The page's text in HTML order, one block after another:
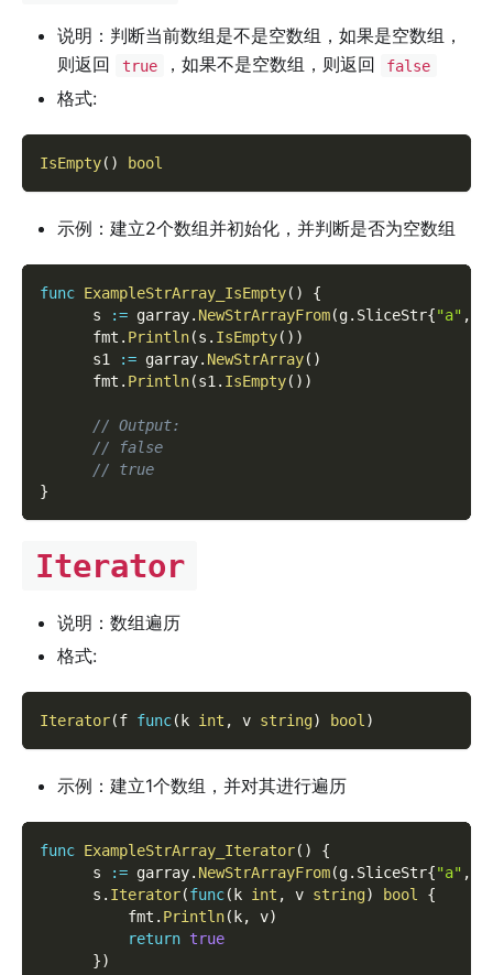
说明：判断当前数组是不是空数组，如果是空数组，
则返回
true ，如果不是空数组，则返回 false
格式:
IsEmpty( ) bool
示例：建立2个数组并初始化，并判断是否为空数组
func ExampleStrArray_IsEmpty( )
{
      s
:= garray. NewStrArrayFrom(g. SliceStr{"a" ,
      fmt
. Println(s . IsEmpty( ) )
      s1
:= garray. NewStrArray( )
      fmt
. Println(s1 . IsEmpty( ) )
// Output:
// false
// true
}
Iterator
说明：数组遍历
格式:
Iterator(f func(k int , v string) bool )
示例：建立1个数组，并对其进行遍历
func ExampleStrArray_Iterator( )
{
      s
:= garray. NewStrArrayFrom(g. SliceStr{"a" ,
      s
. Iterator(func(k int , v string) bool
{
          fmt
. Println(k, v)
return true
})